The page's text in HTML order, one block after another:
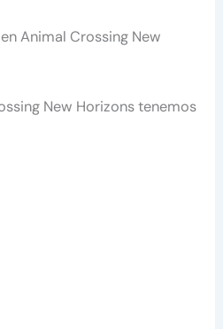
Animal Crossing New
New Horizons tenemos